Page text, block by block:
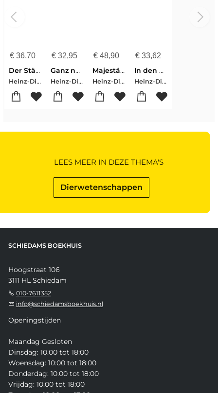
€36,70
Der Stärkste weit und breit
Heinz-Dietrich Hubatsch
€32,95
Ganz nah dran!
Heinz-Dietrich Hubatsch
€ 48,90
Majestäten
Heinz-Dietrich Hubatsch
€ 33,62
In den Revieren der Rothirsche
Heinz-Dietrich Hubatsch
Dierwetenschappen
LEES MEER IN DEZE THEMA'S
SCHIEDAMS BOEKHUIS
Hoogstraat 106
3111 HL Schiedam
010-7611352
info@schiedamsboekhuis.nl
Openingstijden
Maandag Gesloten
Dinsdag: 10.00 tot 18:00
Woensdag: 10:00 tot 18:00
Donderdag: 10.00 tot 18:00
Vrijdag: 10.00 tot 18:00